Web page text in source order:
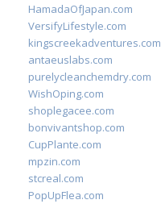
HamadaOfJapan.com
VersifyLifestyle.com
kingscreekadventures.com
antaeuslabs.com
purelycleanchemdry.com
WishOping.com
shoplegacee.com
bonvivantshop.com
CupPlante.com
mpzin.com
stcreal.com
PopUpFlea.com